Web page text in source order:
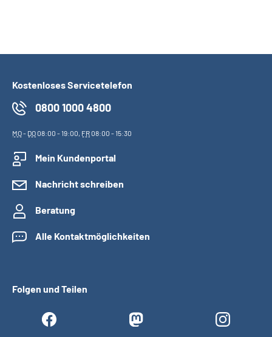
Kostenloses Servicetelefon
0800 1000 4800
MO- DO08:00 - 19:00, FR08:00 - 15:30
Mein Kundenportal
Nachricht schreiben
Beratung
Alle Kontaktmöglichkeiten
Folgen und Teilen